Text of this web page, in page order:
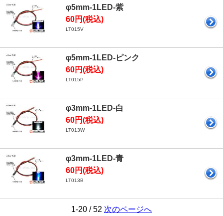
φ5mm-1LED-紫
60円(税込)
LT015V
φ5mm-1LED-ピンク
60円(税込)
LT015P
φ3mm-1LED-白
60円(税込)
LT013W
φ3mm-1LED-青
60円(税込)
LT013B
1-20 / 52 次のページへ